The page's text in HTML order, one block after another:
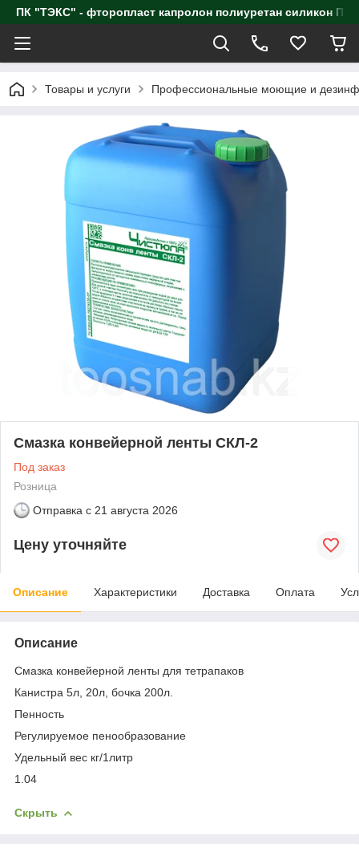
ПК "ТЭКС" - фторопласт капролон полиуретан
Товары и услуги Профессиональные моющие и
Смазка конвейерной ленты СКЛ-2
Под заказ
Розница
Отправка с 21 августа 2026
Цену уточняйте
Описание Характеристики Доставка Оплата
Описание
Смазка конвейерной ленты для тетрапаков
Канистра 5л, 20л, бочка 200л.
Пенность
Регулируемое пенообразование
Удельный вес кг/1литр
1.04
Скрыть